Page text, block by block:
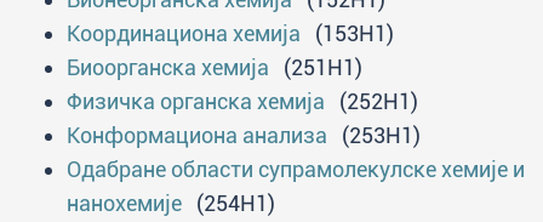
Координациона хемија (153H1)
Биоорганска хемија (251H1)
Физичка органска хемија (252H1)
Конформациона анализа (253H1)
Одабране области супрамолекулске хемије и
нанохемије (254H1)